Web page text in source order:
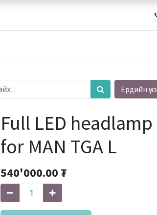
Ердийн үнэ
Full LED headlamp
for MAN TGA L
540'000.00₮